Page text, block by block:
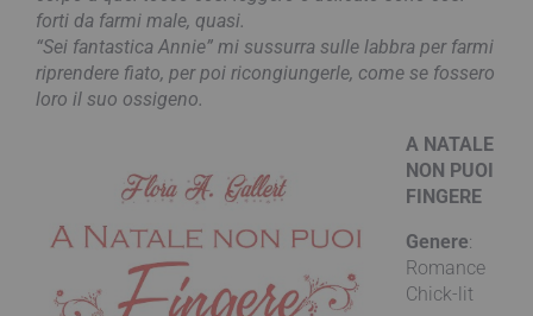
forti da farmi male, quasi.
“Sei fantastica Annie” mi sussurra sulle labbra per farmi
riprendere fiato, per poi ricongiungerle, come se fossero
loro il suo ossigeno.
A NATALE
NON PUOI
FINGERE
Genere:
Romance
Chick-lit